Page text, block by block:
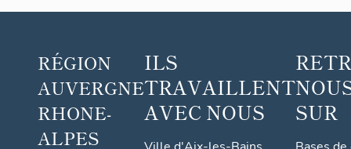
RÉGION
AUVERGNE
RHONE-
ALPES
ILS
TRAVAILLENT
AVEC NOUS
SUR